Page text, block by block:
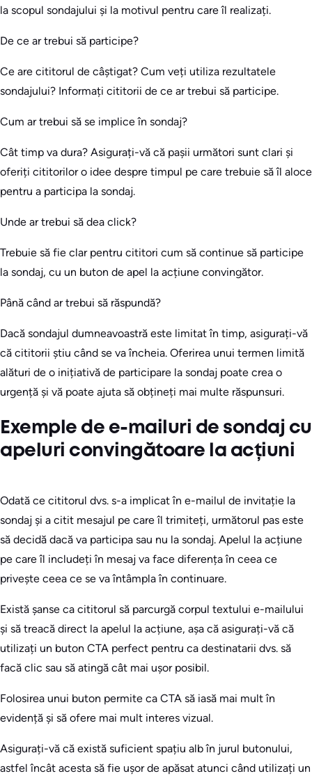
la scopul sondajului și la motivul pentru care îl realizați.
De ce ar trebui să participe?
Ce are cititorul de câștigat? Cum veți utiliza rezultatele
sondajului? Informați cititorii de ce ar trebui să participe.
Cum ar trebui să se implice în sondaj?
Cât timp va dura? Asigurați-vă că pașii următori sunt clari și
oferiți cititorilor o idee despre timpul pe care trebuie să îl aloce
pentru a participa la sondaj.
Unde ar trebui să dea click?
Trebuie să fie clar pentru cititori cum să continue să participe
la sondaj, cu un buton de apel la acțiune convingător.
Până când ar trebui să răspundă?
Dacă sondajul dumneavoastră este limitat în timp, asigurați-vă
că cititorii știu când se va încheia. Oferirea unui termen limită
alături de o inițiativă de participare la sondaj poate crea o
urgență și vă poate ajuta să obțineți mai multe răspunsuri.
Exemple de e-mailuri de sondaj cu
apeluri convingătoare la acțiuni
Odată ce cititorul dvs. s-a implicat în e-mailul de invitație la
sondaj și a citit mesajul pe care îl trimiteți, următorul pas este
să decidă dacă va participa sau nu la sondaj. Apelul la acțiune
pe care îl includeți în mesaj va face diferența în ceea ce
privește ceea ce se va întâmpla în continuare.
Există șanse ca cititorul să parcurgă corpul textului e-mailului
și să treacă direct la apelul la acțiune, așa că asigurați-vă că
utilizați un buton CTA perfect pentru ca destinatarii dvs. să
facă clic sau să atingă cât mai ușor posibil.
Folosirea unui buton permite ca CTA să iasă mai mult în
evidență și să ofere mai mult interes vizual.
Asigurați-vă că există suficient spațiu alb în jurul butonului,
astfel încât acesta să fie ușor de apăsat atunci când utilizați un